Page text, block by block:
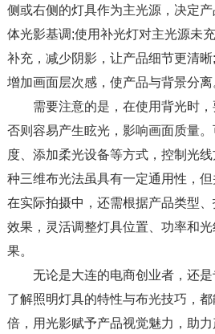
侧或右侧的灯具作为主光源，决定
体光影基调;使用补光灯对主光源未
补充，减少阴影，让产品细节更清晰
增加画面层次感，使产品与背景分离
需要注意的是，在使用背光时，
否则容易产生眩光，影响画面质量
度、添加柔光设备等方式，控制光
种三维布光法虽具有一定通用性，但
在实际拍摄中，还需根据产品类型
效果，灵活调整灯具位置、功率和
果。​
无论是大连的电商创业者，还是
了解照明灯具的特性与布光技巧，
倍，用光影赋予产品视觉魅力，助